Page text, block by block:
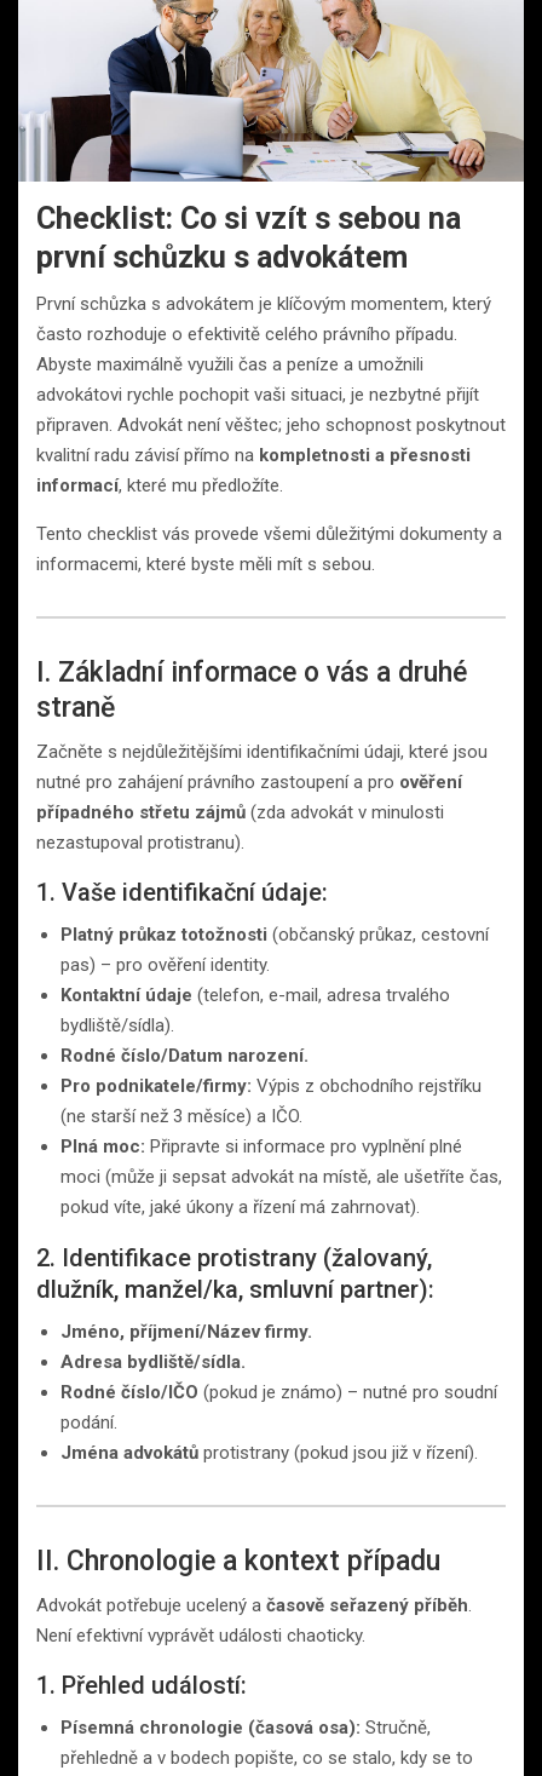
Checklist: Co si vzít s sebou na
první schůzku s advokátem
První schůzka s advokátem je klíčovým momentem, který
často rozhoduje o efektivitě celého právního případu.
Abyste maximálně využili čas a peníze a umožnili
advokátovi rychle pochopit vaši situaci, je nezbytné přijít
připraven. Advokát není věštec; jeho schopnost poskytnout
kvalitní radu závisí přímo na kompletnosti a přesnosti
informací, které mu předložíte.
Tento checklist vás provede všemi důležitými dokumenty a
informacemi, které byste měli mít s sebou.
I. Základní informace o vás a druhé
straně
Začněte s nejdůležitějšími identifikačními údaji, které jsou
nutné pro zahájení právního zastoupení a pro ověření
případného střetu zájmů (zda advokát v minulosti
nezastupoval protistranu).
1. Vaše identifikační údaje:
Platný průkaz totožnosti (občanský průkaz, cestovní
pas) – pro ověření identity.
Kontaktní údaje (telefon, e-mail, adresa trvalého
bydliště/sídla).
Rodné číslo/Datum narození.
Pro podnikatele/firmy: Výpis z obchodního rejstříku
(ne starší než 3 měsíce) a IČO.
Plná moc: Připravte si informace pro vyplnění plné
moci (může ji sepsat advokát na místě, ale ušetříte čas,
pokud víte, jaké úkony a řízení má zahrnovat).
2. Identifikace protistrany (žalovaný,
dlužník, manžel/ka, smluvní partner):
Jméno, příjmení/Název firmy.
Adresa bydliště/sídla.
Rodné číslo/IČO (pokud je známo) – nutné pro soudní
podání.
Jména advokátů protistrany (pokud jsou již v řízení).
II. Chronologie a kontext případu
Advokát potřebuje ucelený a časově seřazený příběh.
Není efektivní vyprávět události chaoticky.
1. Přehled událostí:
Písemná chronologie (časová osa): Stručně,
přehledně a v bodech popište, co se stalo, kdy se to